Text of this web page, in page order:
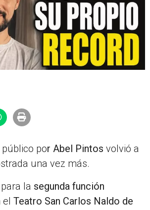
por Abel Pintos volvió a
una vez más.
la segunda función
el Teatro San Carlos Naldo de